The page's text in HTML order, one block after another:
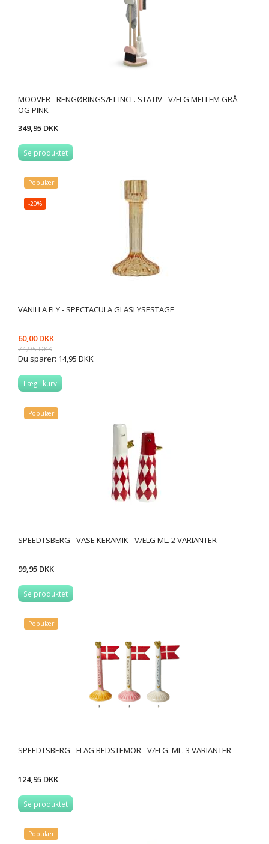
MOOVER - RENGØRINGSÆT INCL. STATIV - VÆLG MELLEM GRÅ
OG PINK
349,95 DKK
Se produktet
Populær
-20%
VANILLA FLY - SPECTACULA GLASLYSESTAGE
60,00 DKK
74,95 DKK
Du sparer: 14,95 DKK
Læg i kurv
Populær
SPEEDTSBERG - VASE KERAMIK - VÆLG ML. 2 VARIANTER
99,95 DKK
Se produktet
Populær
SPEEDTSBERG - FLAG BEDSTEMOR - VÆLG. ML. 3 VARIANTER
124,95 DKK
Se produktet
Populær